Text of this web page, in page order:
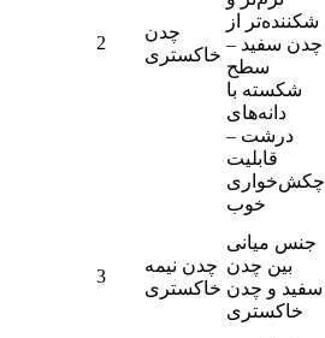
2
چدن
خاکستری
شکننده‌تر از
چدن سفید –
سطح
شکسته با
دانه‌های
درشت –
قابلیت
چکش‌خواری
خوب
3
چدن نیمه
خاکستری
جنس میانی
بین چدن
سفید و چدن
خاکستری